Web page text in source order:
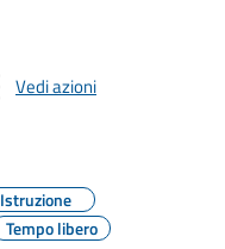
Vedi azioni
Istruzione
Tempo libero